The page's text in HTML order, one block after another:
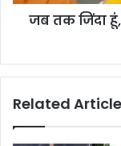
जब तक जिंदा
Related